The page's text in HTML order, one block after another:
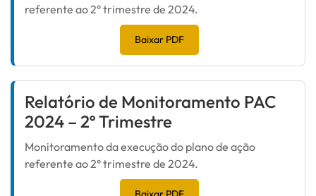
referente ao 2° trimestre de 2024.
Baixar PDF
Relatório de Monitoramento PAC
2024 – 2º Trimestre
Monitoramento da execução do plano de ação
referente ao 2° trimestre de 2024.